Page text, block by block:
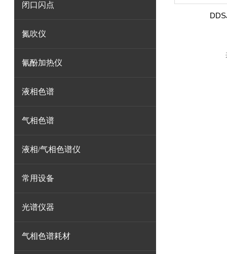
闭口闪点
氮吹仪
氰酚加热仪
液相色谱
气相色谱
液相/气相色谱仪
常用设备
光谱仪器
气相色谱耗材